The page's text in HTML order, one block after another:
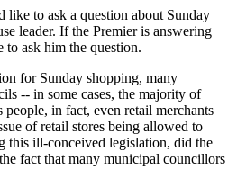
like to ask a question about Sunday
leader. If the Premier is answering
ask him the question.
for Sunday shopping, many
-- in some cases, the majority of
people, in fact, even retail merchants
of retail stores being allowed to
this ill-conceived legislation, did the
fact that many municipal councillors